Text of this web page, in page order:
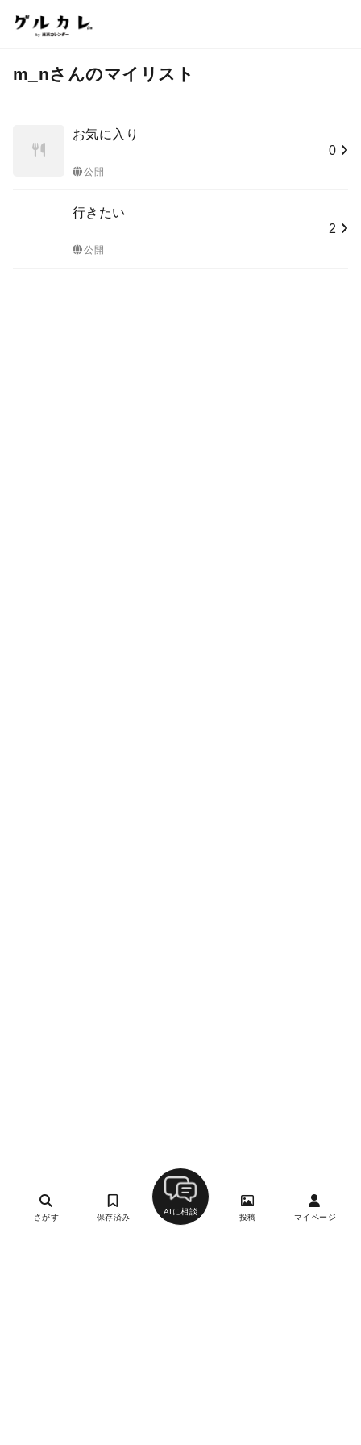
m_nさんのマイリスト
お気に入り
公開
0
行きたい
公開
2
さがす 保存済み
AIに相談
投稿 マイページ